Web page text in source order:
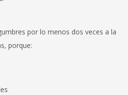
por lo menos dos veces a la
porque: